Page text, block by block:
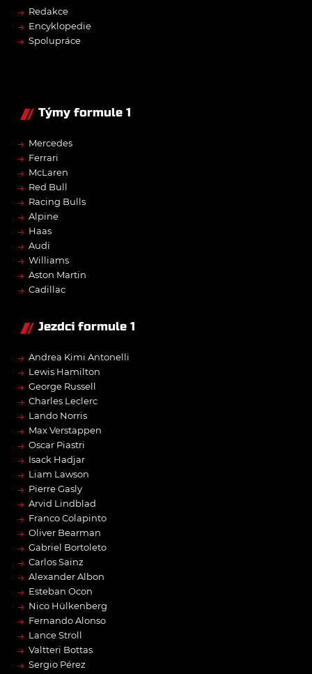
→ Redakce
→ Encyklopedie
→ Spolupráce
Týmy formule 1
→ Mercedes
→ Ferrari
→ McLaren
→ Red Bull
→ Racing Bulls
→ Alpine
→ Haas
→ Audi
→ Williams
→ Aston Martin
→ Cadillac
Jezdci formule 1
→ Andrea Kimi Antonelli
→ Lewis Hamilton
→ George Russell
→ Charles Leclerc
→ Lando Norris
→ Max Verstappen
→ Oscar Piastri
→ Isack Hadjar
→ Liam Lawson
→ Pierre Gasly
→ Arvid Lindblad
→ Franco Colapinto
→ Oliver Bearman
→ Gabriel Bortoleto
→ Carlos Sainz
→ Alexander Albon
→ Esteban Ocon
→ Nico Hülkenberg
→ Fernando Alonso
→ Lance Stroll
→ Valtteri Bottas
→ Sergio Pérez